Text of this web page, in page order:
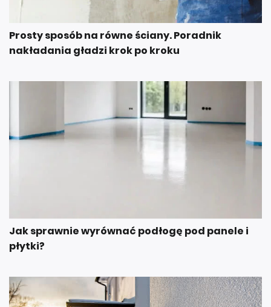
Prosty sposób na równe ściany. Poradnik
nakładania gładzi krok po kroku
Jak sprawnie wyrównać podłogę pod panele i
płytki?